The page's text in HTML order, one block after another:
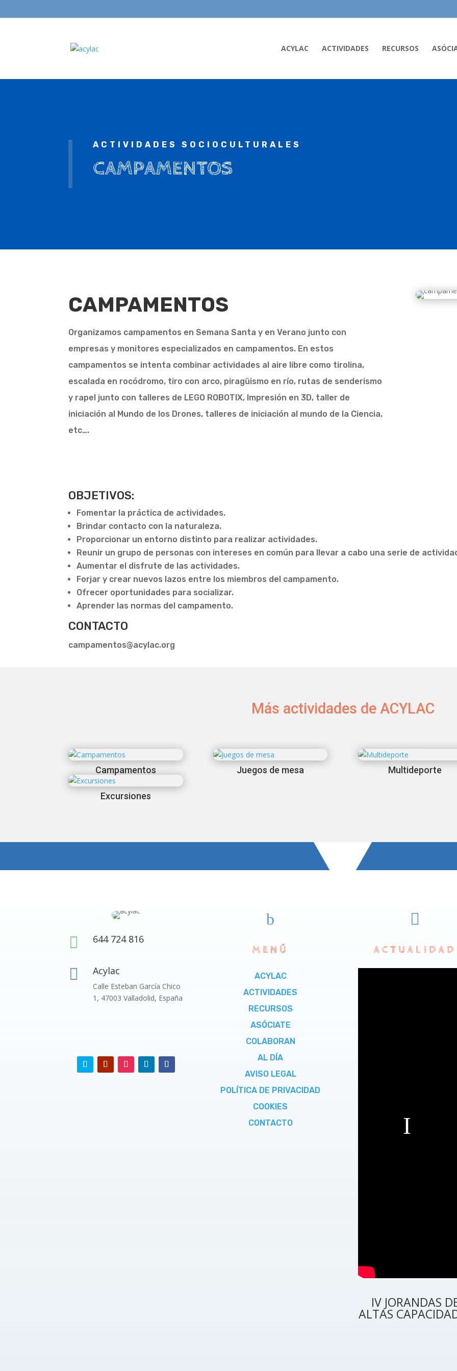
ACYLAC ACTIVIDADES RECURSOS
ACTIVIDADES SOCIOCULTURALES
CAMPAMENTOS
CAMPAMENTOS
Organizamos campamentos en Semana Santa y en Verano junto con
empresas y monitores especializados en campamentos. En estos
campamentos se intenta combinar actividades al aire libre como tirolina,
escalada en rocódromo, tiro con arco, piragüismo en río, rutas de senderismo
y rapel junto con talleres de LEGO ROBOTIX, Impresión en 3D, taller de
iniciación al Mundo de los Drones, talleres de iniciación al mundo de la Ciencia,
etc….
OBJETIVOS:
Fomentar la práctica de actividades.
Brindar contacto con la naturaleza.
Proporcionar un entorno distinto para realizar actividades.
Reunir un grupo de personas con intereses en común para llevar a cabo una serie de
Aumentar el disfrute de las actividades.
Forjar y crear nuevos lazos entre los miembros del campamento.
Ofrecer oportunidades para socializar.
Aprender las normas del campamento.
CONTACTO
campamentos@acylac.org
Más actividades de ACYLAC
Campamentos Juegos de mesa Multideporte
Excursiones
 644 724 816
 Acylac
Calle Esteban García Chico
1, 47003 Valladolid, España
b
MENÚ
ACYLAC
ACTIVIDADES
RECURSOS
ASÓCIATE
COLABORAN
AL DÍA
AVISO LEGAL
POLÍTICA DE PRIVACIDAD
COOKIES
CONTACTO

ACTUALIDAD
IV JORANDAS
ALTAS